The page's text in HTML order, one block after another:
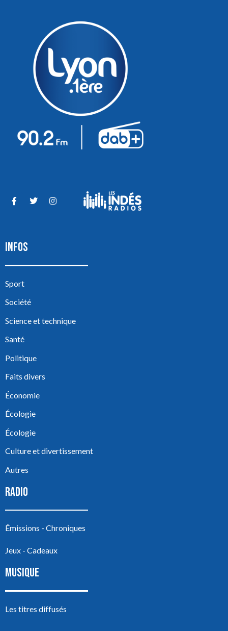
INFOS
Sport
Société
Science et technique
Santé
Politique
Faits divers
Économie
Écologie
Écologie
Culture et divertissement
Autres
RADIO
Émissions - Chroniques
Jeux - Cadeaux
MUSIQUE
Les titres diffusés